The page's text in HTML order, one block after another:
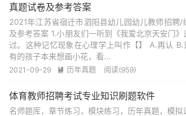
真题试卷及参考答案
2021年江苏省宿迁市泗阳县幼儿园幼儿教师招聘
及参考答案 1.小朋友们一听到《我爱北京天安门
过。这种记忆现象在心理学上叫作【】 A.再认
有的孩子本来想画小花，看...
2021-09-29  历年真题 阅读(959)
体育教师招聘考试专业知识刷题软件
名师题库，章节练习，模块练习，历年真题，模